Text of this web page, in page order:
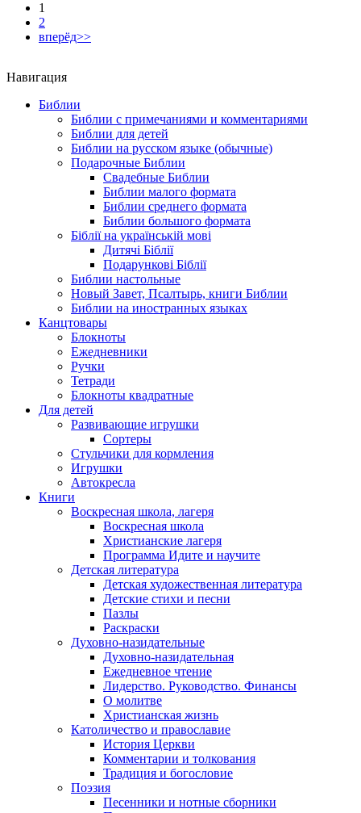
1
2
вперёд>>
Навигация
Библии
Библии с примечаниями и комментариями
Библии для детей
Библии на русском языке (обычные)
Подарочные Библии
Свадебные Библии
Библии малого формата
Библии среднего формата
Библии большого формата
Біблії на українській мові
Дитячі Біблії
Подарункові Біблії
Библии настольные
Новый Завет, Псалтырь, книги Библии
Библии на иностранных языках
Канцтовары
Блокноты
Ежедневники
Ручки
Тетради
Блокноты квадратные
Для детей
Развивающие игрушки
Сортеры
Стульчики для кормления
Игрушки
Автокресла
Книги
Воскресная школа, лагеря
Воскресная школа
Христианские лагеря
Программа Идите и научите
Детская литература
Детская художественная литература
Детские стихи и песни
Пазлы
Раскраски
Духовно-назидательные
Духовно-назидательная
Ежедневное чтение
Лидерство. Руководство. Финансы
О молитве
Христианская жизнь
Католичество и православие
История Церкви
Комментарии и толкования
Традиция и богословие
Поэзия
Песенники и нотные сборники